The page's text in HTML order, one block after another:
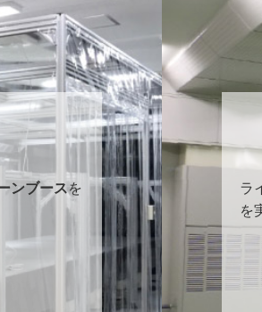
ンブースを
ラ
を